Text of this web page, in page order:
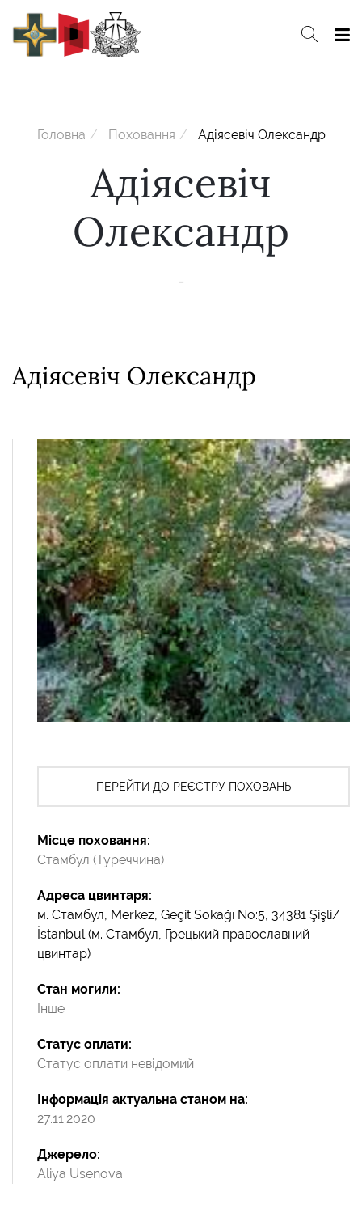
Головна Поховання Адіясевіч Олександр
Адіясевіч
Олександр
-
Адіясевіч Олександр
ПЕРЕЙТИ ДО РЕЄСТРУ ПОХОВАНЬ
Місце поховання
Стамбул (Туреччина)
Адреса цвинтаря
м. Стамбул, Merkez, Geçit Sokağı No:5, 34381 Şişli/
İstanbul (м. Стамбул, Грецький православний
цвинтар)
Стан могили
Інше
Статус оплати
Статус оплати невідомий
Інформація актуальна станом на
27.11.2020
Джерело
Aliya Usenova